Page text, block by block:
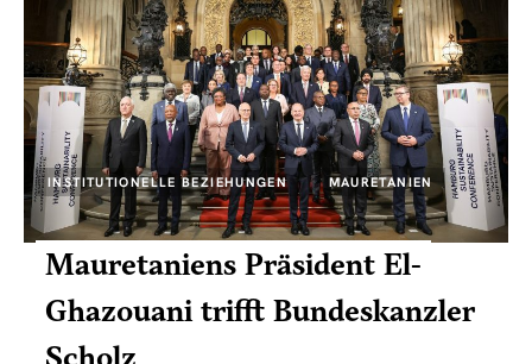
INSTITUTIONELLE BEZIEHUNGEN MAURETANIEN
Mauretaniens Präsident El-
Ghazouani trifft Bundeskanzler